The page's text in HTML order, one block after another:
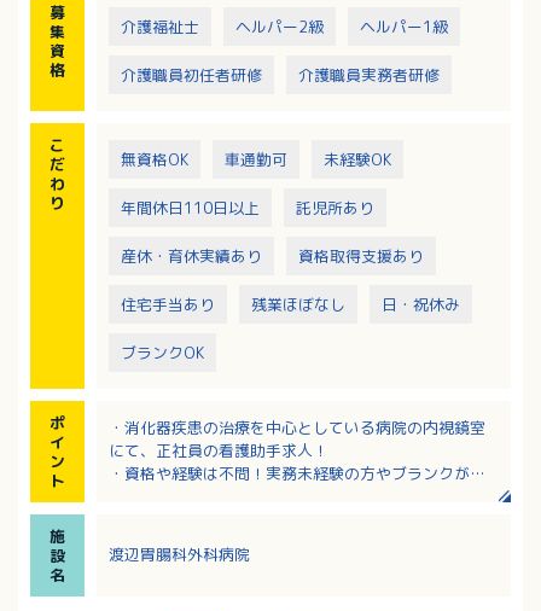
募
集
資
格
介護福祉士 ヘルパー2級 ヘルパー1級
介護職員初任者研修 介護職員実務者研修
こ
だ
わ
り
無資格OK 車通勤可 未経験OK
年間休日110日以上 託児所あり
産休・育休実績あり 資格取得支援あり
住宅手当あり 残業ほぼなし 日・祝休み
ブランクOK
ポ
イ
ン
ト
・消化器疾患の治療を中心としている病院の内視鏡室
にて、正社員の看護助手求人！
・資格や経験は不問！実務未経験の方やブランクがあ
実！
・託児所完備！就学前のお子さんを預けることができ
施
設
名
渡辺胃腸科外科病院